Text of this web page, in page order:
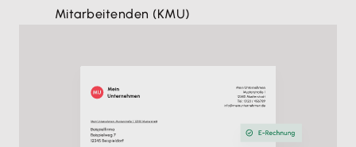
Mitarbeitenden (KMU)